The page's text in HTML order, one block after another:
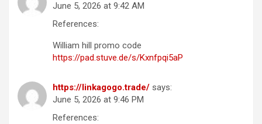
June 5, 2026 at 9:42 AM
References:
William hill promo code
https://pad.stuve.de/s/Kxnfpqi5aP
https://linkagogo.trade/ says:
June 5, 2026 at 9:46 PM
References: